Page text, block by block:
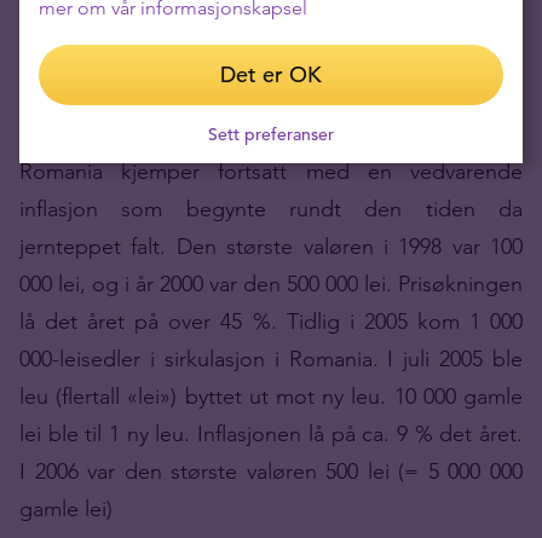
erstattet med 1 ny zloty i valutareformen i 1994 .
Romania (2000–2005)
Romania kjemper fortsatt med en vedvarende
inflasjon som begynte rundt den tiden da
jernteppet falt. Den største valøren i 1998 var 100
000 lei, og i år 2000 var den 500 000 lei. Prisøkningen
lå det året på over 45 %. Tidlig i 2005 kom 1 000
000-leisedler i sirkulasjon i Romania. I juli 2005 ble
leu (flertall «lei») byttet ut mot ny leu. 10 000 gamle
lei ble til 1 ny leu. Inflasjonen lå på ca. 9 % det året.
I 2006 var den største valøren 500 lei (= 5 000 000
gamle lei)
mer om vår informasjonskapsel
Det er OK
Sett preferanser